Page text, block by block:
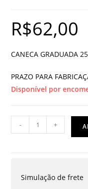
R$62,00
CANECA GRADUADA
PRAZO PARA
Disponível por
CANECA
GRADUADA
PORCELANA
- +
Simulação de frete